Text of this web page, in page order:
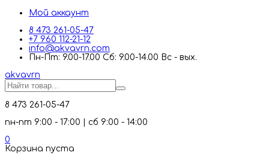
Мой аккаунт
8 473 261-05-47
+7 960 112-21-12
info@akvavrn.com
Пн-Пт: 9.00-17.00 Сб: 9.00-14.00 Вс - вых.
akvavrn
8 473 261-05-47
пн-пт 9:00 - 17:00 | сб 9:00 - 14:00
0
Корзина пуста